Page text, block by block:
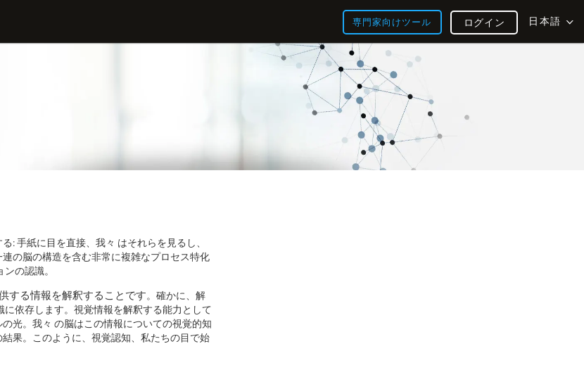
専門家向けツール 日本語
ログイン
: 手紙に目を直接、我々 はそれらを見るし、
の脳の構造を含む非常に複雑なプロセス特化
の認識。
する情報を解釈することです。確かに、解
依存します。視覚情報を解釈する能力として
光。我々 の脳はこの情報についての視覚的知
果。このように、視覚認知、私たちの目で始